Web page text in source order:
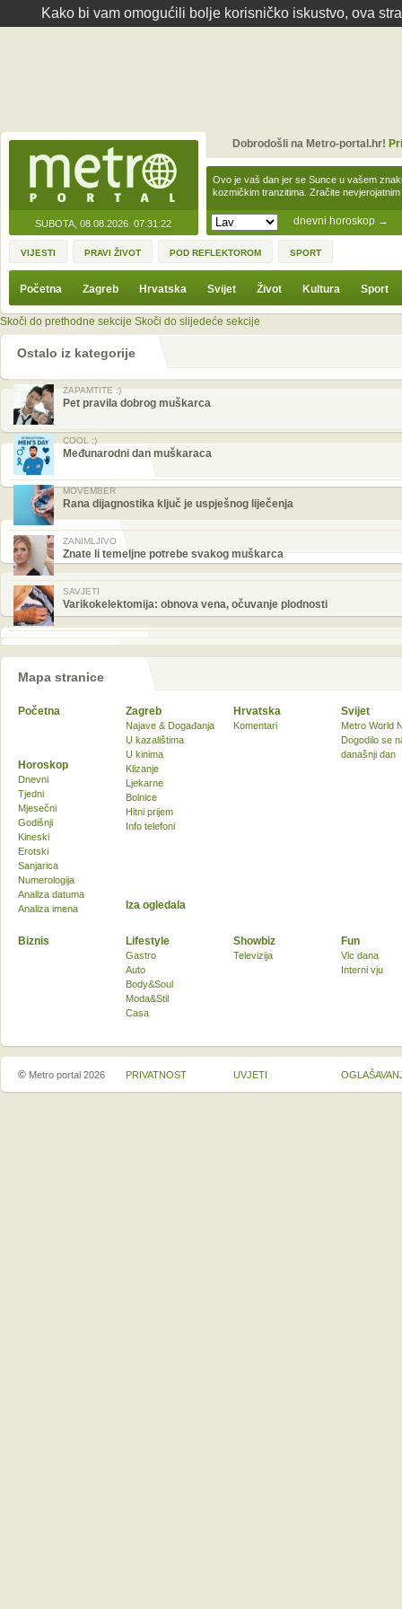
Kako bi vam omogućili bolje korisničko iskustvo, ova
SUBOTA, 08.08.2026. 07:31:22 dnevni horoskop →
Ovo je vaš dan jer se Sunce u vašem
kozmičkim tranzitima. Zračite
Dobrodošli na Metro-portal.hr!
VIJESTI PRAVI ŽIVOT POD REFLEKTOROM SPORT
Početna Zagreb Hrvatska Svijet Život Kultura Sport
Skoči do prethodne sekcije Skoči do slijedeće sekcije
Ostalo iz kategorije
ZAPAMTITE :)
Pet pravila dobrog muškarca
COOL ;)
Međunarodni dan muškaraca
MOVEMBER
Rana dijagnostika ključ je uspješnog liječenja
ZANIMLJIVO
Znate li temeljne potrebe svakog muškarca
SAVJETI
Varikokelektomija: obnova vena, očuvanje plodnosti
Mapa stranice
Početna Zagreb
Najave & Događanja
U kazalištima
U kinima
Klizanje
Ljekarne
Bolnice
Hitni prijem
Info telefoni
Hrvatska
Komentari
Svijet
Metro World
Dogodilo se
današnji dan
Biznis Lifestyle
Gastro
Auto
Body&Soul
Moda&Stil
Casa
Showbiz
Televizija
Fun
Vic dana
Interni vju
Horoskop
Dnevni
Tjedni
Mjesečni
Godišnji
Kineski
Erotski
Sanjarica
Numerologija
Analiza datuma
Analiza imena
Iza ogledala
© Metro portal 2026 PRIVATNOST UVJETI